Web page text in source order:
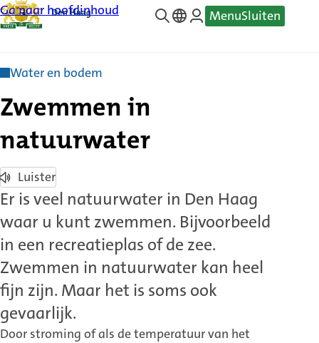
Ga naar hoofdinhoud
—
MenuSluiten
Water en bodem
Zwemmen in
natuurwater
Luister
Er is veel natuurwater in Den Haag
waar u kunt zwemmen. Bijvoorbeeld
in een recreatieplas of de zee.
Zwemmen in natuurwater kan heel
fijn zijn. Maar het is soms ook
gevaarlijk.
Door stroming of als de temperatuur van het